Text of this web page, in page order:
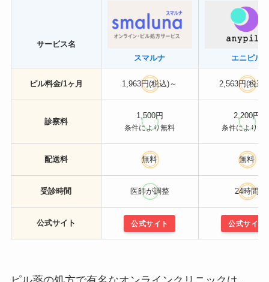
サービス名
スマルナ
エニピル
ピル料金/1ヶ月 1,963円(税込)～ 2,563円(税込)
診察料
1,500円
条件により無料
2,200円
条件により無
配送料 無料 無料
受診時間 医師が調整 24時間
公式サイト 公式サイト 公式サイト